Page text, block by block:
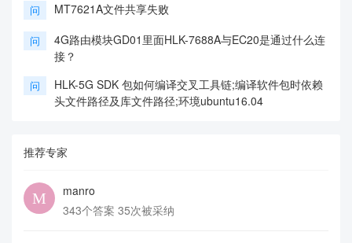
问 MT7621A文件共享失败
问
4G路由模块GD01里面HLK-7688A与EC20是通过什么连
接？
问
HLK-5G SDK 包如何编译交叉工具链;编译软件包时依赖
头文件路径及库文件路径;环境ubuntu16.04
推荐专家
manro
343个答案 35次被采纳